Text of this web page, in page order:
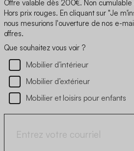
Offre valable dès 200€. Non cumulable
Hors prix rouges. En cliquant sur "Je
nous mesurions l'ouverture de nos e-
offres.
Que souhaitez vous voir ?
Mobilier d’intérieur
Mobilier d’extérieur
Mobilier et loisirs pour enfants